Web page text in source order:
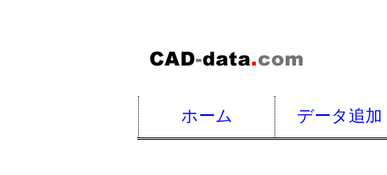
ホーム データ追加